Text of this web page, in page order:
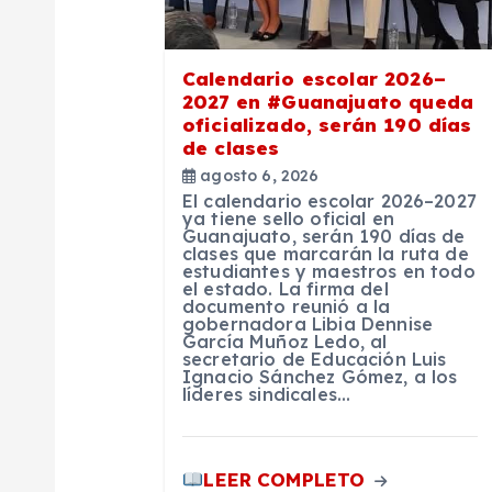
Calendario escolar 2026–
2027 en #Guanajuato queda
oficializado, serán 190 días
de clases
agosto 6, 2026
El calendario escolar 2026–2027
ya tiene sello oficial en
Guanajuato, serán 190 días de
clases que marcarán la ruta de
estudiantes y maestros en todo
el estado. La firma del
documento reunió a la
gobernadora Libia Dennise
García Muñoz Ledo, al
secretario de Educación Luis
Ignacio Sánchez Gómez, a los
líderes sindicales…
LEER COMPLETO